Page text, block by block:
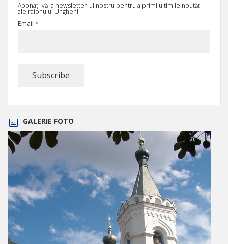
Abonați-vă la newsletter-ul nostru pentru a primi ultimile noutăți
ale raionului Ungheni.
Email *
GALERIE FOTO